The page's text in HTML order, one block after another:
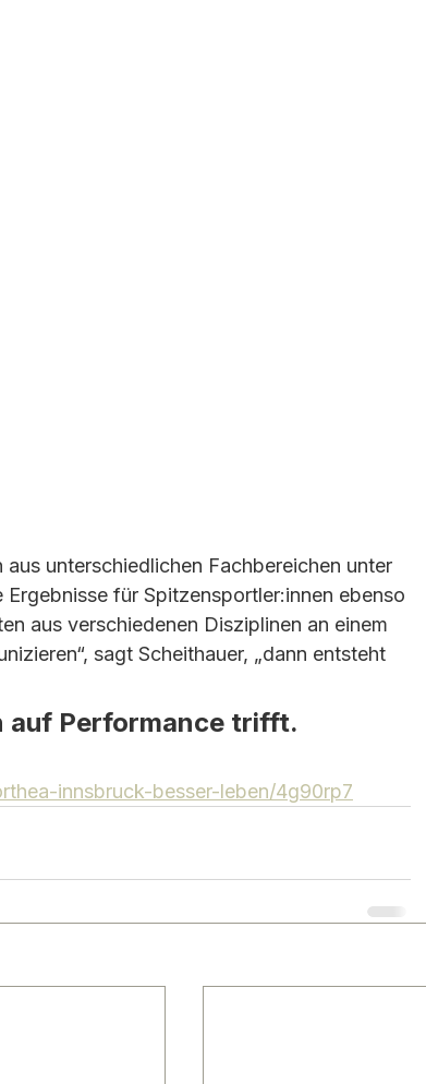
unterschiedlichen Fachbereichen unter
für Spitzensportler:innen ebenso
aus verschiedenen Disziplinen an einem
sagt Scheithauer, „dann entsteht
auf Performance trifft.
innsbruck-besser-leben/4g90rp7